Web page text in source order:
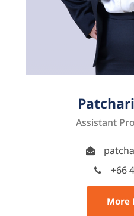
Assistant
+66
More